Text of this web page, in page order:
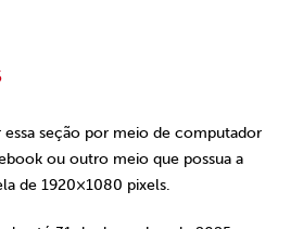
essa seção por meio de computador
ou outro meio que possua a
de 1920×1080 pixels.